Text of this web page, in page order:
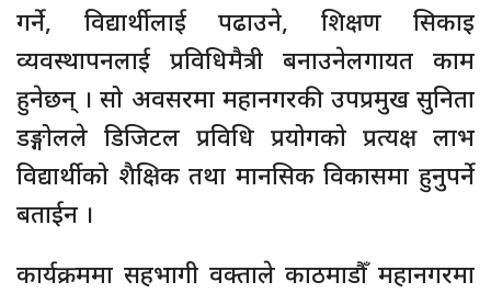
गर्ने, विद्यार्थीलाई पढाउने, शिक्षण सिकाइ
व्यवस्थापनलाई प्रविधिमैत्री बनाउनेलगायत काम
हुनेछन् । सो अवसरमा महानगरकी उपप्रमुख सुनिता
डङ्गोलले डिजिटल प्रविधि प्रयोगको प्रत्यक्ष लाभ
विद्यार्थीको शैक्षिक तथा मानसिक विकासमा हुनुपर्ने
बताईन ।
कार्यक्रममा सहभागी वक्ताले काठमाडौँ महानगरमा